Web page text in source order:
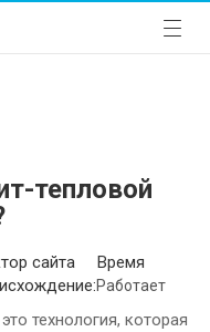
тепловой
сайта Время
Работает
технология, которая